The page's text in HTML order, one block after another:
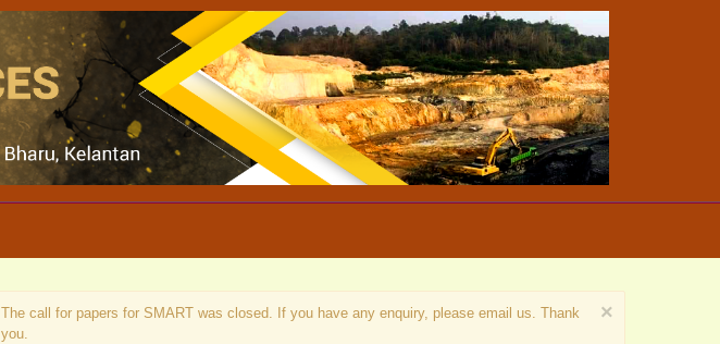
×
The call for papers for SMART was closed. If you have any enquiry, please email us. Thank
you.